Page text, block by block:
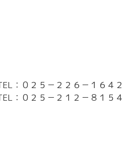
０２５－２２６－１６４２
：０２５－２１２－８１５４